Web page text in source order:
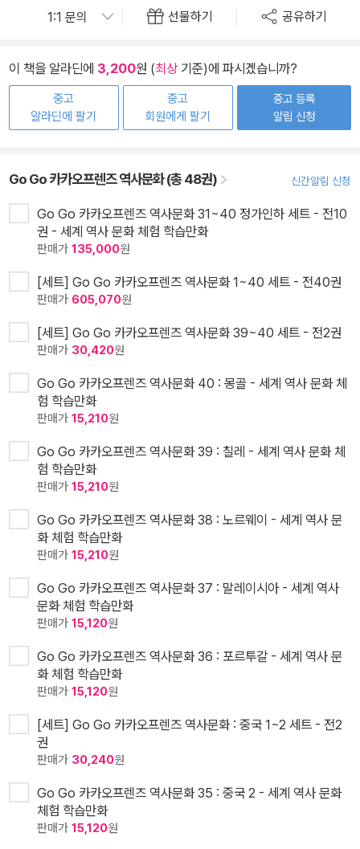
선물하기 공유하기
이 책을 알라딘에 3,200원 (최상기준)에 파시겠습니까?
중고
알라딘에 팔기
중고
회원에게 팔기
중고 등록
알림 신청
Go Go 카카오프렌즈 역사문화 (총 48권) 신간알림 신청
Go Go 카카오프렌즈 역사문화 31~40 정가인하 세트 - 전10
권 - 세계 역사 문화 체험 학습만화
판매가 135,000원
[세트] Go Go 카카오프렌즈 역사문화 1~40 세트 - 전40권
판매가 605,070원
[세트] Go Go 카카오프렌즈 역사문화 39~40 세트 - 전2권
판매가 30,420원
Go Go 카카오프렌즈 역사문화 40 : 몽골 - 세계 역사 문화 체
험 학습만화
판매가 15,210원
Go Go 카카오프렌즈 역사문화 39 : 칠레 - 세계 역사 문화 체
험 학습만화
판매가 15,210원
Go Go 카카오프렌즈 역사문화 38 : 노르웨이 - 세계 역사 문
화 체험 학습만화
판매가 15,210원
Go Go 카카오프렌즈 역사문화 37 : 말레이시아 - 세계 역사
문화 체험 학습만화
판매가 15,120원
Go Go 카카오프렌즈 역사문화 36 : 포르투갈 - 세계 역사 문
화 체험 학습만화
판매가 15,120원
[세트] Go Go 카카오프렌즈 역사문화 : 중국 1~2 세트 - 전2
권
판매가 30,240원
Go Go 카카오프렌즈 역사문화 35 : 중국 2 - 세계 역사 문화
체험 학습만화
판매가 15,120원